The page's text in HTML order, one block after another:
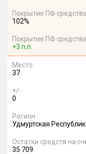
Покрытие ПФ
102%
Покрытие ПФ
+3 п.п.
Место
37
+/-
0
Регион
Удмуртская
Остатки средств на
35 709